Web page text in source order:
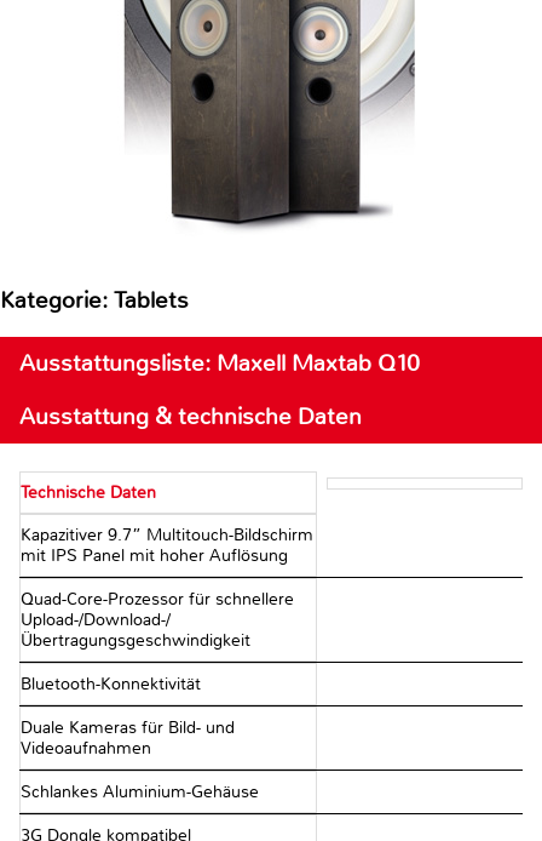
Kategorie: Tablets
Ausstattungsliste: Maxell Maxtab Q10
Ausstattung & technische Daten
Technische Daten
Kapazitiver 9.7” Multitouch-Bildschirm
mit IPS Panel mit hoher Auflösung
Quad-Core-Prozessor für schnellere
Upload-/Download-/
Übertragungsgeschwindigkeit
Bluetooth-Konnektivität
Duale Kameras für Bild- und
Videoaufnahmen
Schlankes Aluminium-Gehäuse
3G Dongle kompatibel